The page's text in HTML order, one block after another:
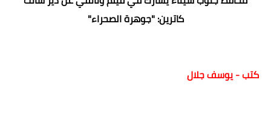
كاترين: "جوهرة الصحراء"
كتب - يوسف جلال